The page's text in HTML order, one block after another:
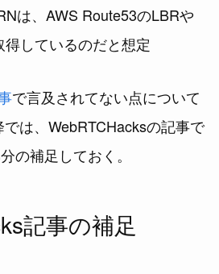
は、AWS Route53のLBRや
しているのだと想定
で言及されてない点について
は、WebRTCHacksの記事で
の補足しておく。
記事の補足